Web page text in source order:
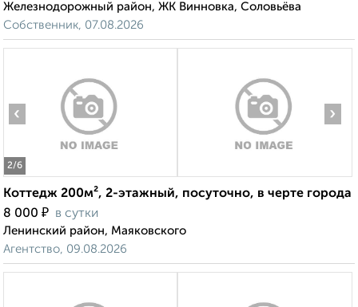
Железнодорожный район, ЖК Винновка, Соловьёва
Собственник, 07.08.2026
2/6
‹ ›
Коттедж 200м², 2-этажный, посуточно, в черте города
8 000 ₽ в сутки
Ленинский район, Маяковского
Агентство, 09.08.2026